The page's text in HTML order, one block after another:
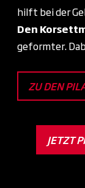
hilft bei der
Den
geformter.
ZU DEN
JETZT